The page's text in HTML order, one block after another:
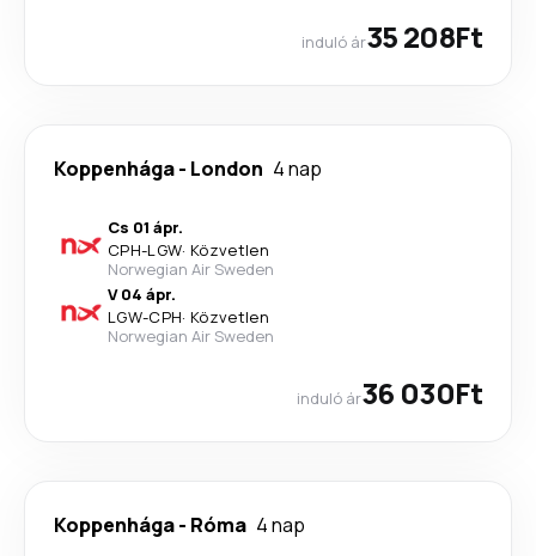
induló ár35 208Ft
Koppenhága- London 4 nap
Cs 01 ápr.
CPH-LGW· Közvetlen
Norwegian Air Sweden
V 04 ápr.
LGW-CPH· Közvetlen
Norwegian Air Sweden
induló ár36 030Ft
Koppenhága- Róma 4 nap